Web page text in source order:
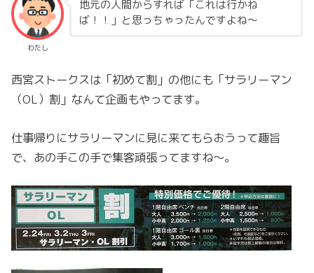
わたし
地元の人間からすれば「これは行かね
ば！！」と思っちゃったんですよね～
西宮ストークスは「初めて割」の他にも「サラリーマン
（OL）割」なんて企画もやってます。
仕事帰りにサラリーマンに見に来てもらおうって趣旨
で、あの手この手で集客頑張ってますね～。